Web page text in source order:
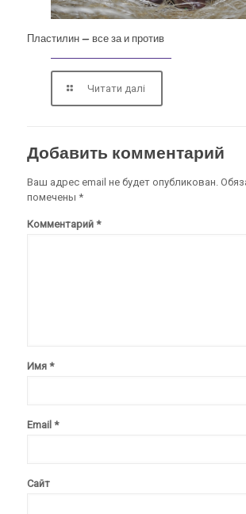
Пластилин — все за и против
Читати далі
Добавить комментарий
Ваш адрес email не будет опубликован.
помечены *
Комментарий *
Имя *
Email *
Сайт